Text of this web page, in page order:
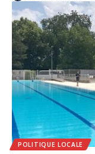
POLITIQUE LOCALE